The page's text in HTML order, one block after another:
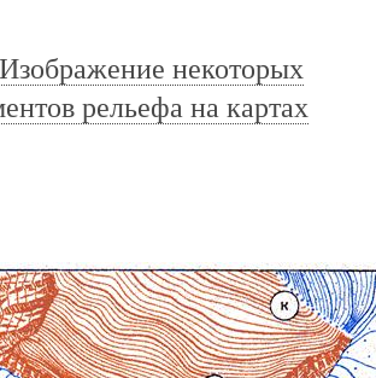
Изображение некоторых
рельефа на картах